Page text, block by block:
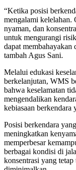
“Ketika posisi
mengalami kelelahan.
nyaman, dan
untuk mengurangi
dapat
tambah Agus Sani.
Melalui edukasi
berkelanjutan, WMS
bahwa keselamatan
mengendalikan
kebiasaan berkendara
Posisi berkendara
meningkatkan
memperbesar
berbagai kondisi di
konsentrasi yang